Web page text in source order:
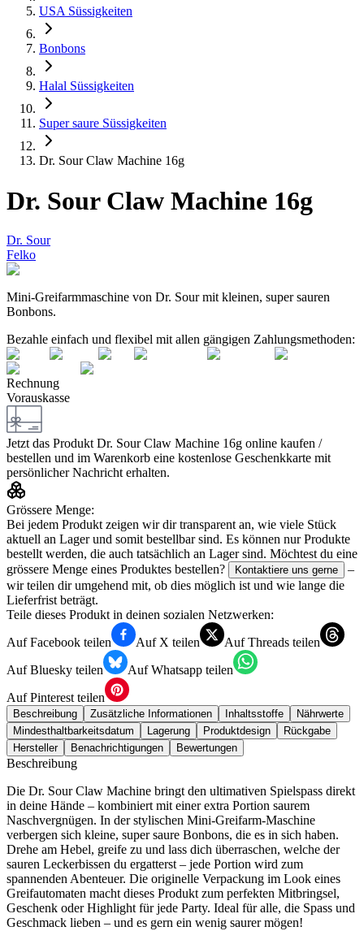
USA Süssigkeiten
Bonbons
Halal Süssigkeiten
Super saure Süssigkeiten
Dr. Sour Claw Machine 16g
Dr. Sour Claw Machine 16g
Dr. Sour
Felko
Mini-Greifarmmaschine von Dr. Sour mit kleinen, super sauren
Bonbons.
Bezahle einfach und flexibel mit allen gängigen Zahlungsmethoden:
Rechnung
Vorauskasse
Jetzt das Produkt Dr. Sour Claw Machine 16g online kaufen /
bestellen und im Warenkorb eine kostenlose Geschenkkarte mit
persönlicher Nachricht erhalten.
Grössere Menge:
Bei jedem Produkt zeigen wir dir transparent an, wie viele Stück
aktuell an Lager und somit bestellbar sind. Es können nur Produkte
bestellt werden, die auch tatsächlich an Lager sind. Möchtest du eine
grössere Menge eines Produktes bestellen?
Kontaktiere uns gerne
–
wir teilen dir umgehend mit, ob dies möglich ist und wie lange die
Lieferfrist beträgt.
Teile dieses Produkt in deinen sozialen Netzwerken:
Auf Facebook teilen
Auf X teilen
Auf Threads teilen
Auf Bluesky teilen
Auf Whatsapp teilen
Auf Pinterest teilen
Beschreibung Zusätzliche Informationen Inhaltsstoffe
Nährwerte
Mindesthaltbarkeitsdatum
Lagerung Produktdesign
Rückgabe
Hersteller
Benachrichtigungen Bewertungen
Beschreibung
Die Dr. Sour Claw Machine bringt den ultimativen Spielspass direkt
in deine Hände – kombiniert mit einer extra Portion saurem
Naschvergnügen. In der stylischen Mini-Greifarm-Maschine
verbergen sich kleine, super saure Bonbons, die es in sich haben.
Drehe am Hebel, greife zu und lass dich überraschen, welche der
sauren Leckerbissen du ergatterst – jede Portion wird zum
spannenden Abenteuer. Die originelle Verpackung im Look eines
Greifautomaten macht dieses Produkt zum perfekten Mitbringsel,
Geschenk oder Highlight für jede Party. Ideal für alle, die Spass und
Geschmack lieben – und es gern ein wenig saurer mögen!